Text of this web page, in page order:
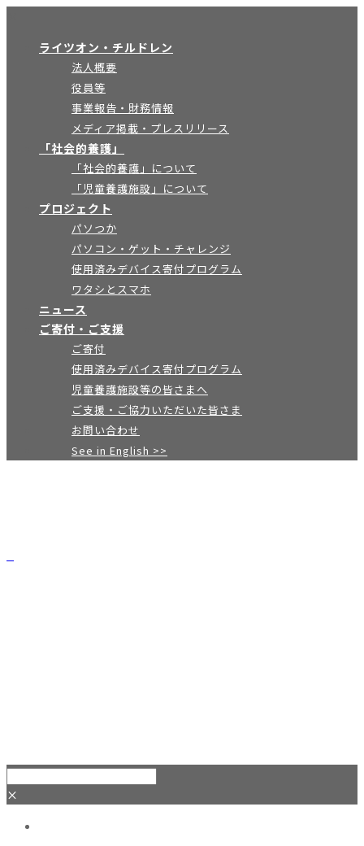
ライツオン・チルドレン
法人概要
役員等
事業報告・財務情報
メディア掲載・プレスリリース
「社会的養護」
「社会的養護」について
「児童養護施設」について
プロジェクト
パソつか
パソコン・ゲット・チャレンジ
使用済みデバイス寄付プログラム
ワタシとスマホ
ニュース
ご寄付・ご支援
ご寄付
使用済みデバイス寄付プログラム
児童養護施設等の皆さまへ
ご支援・ご協力いただいた皆さま
お問い合わせ
See in English >>
×